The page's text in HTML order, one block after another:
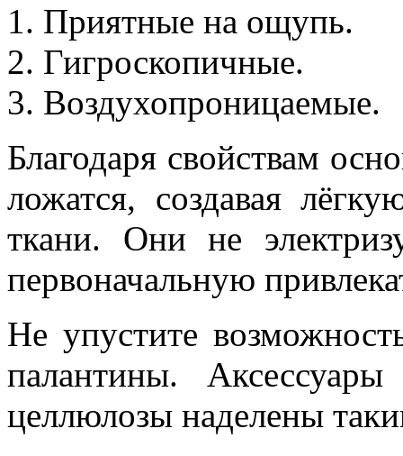
Приятные на ощупь.
Гигроскопичные.
Воздухопроницаемые.
Благодаря свойствам
ложатся, создавая
ткани. Они не
первоначальную
Не упустите
палантины.
целлюлозы наделены